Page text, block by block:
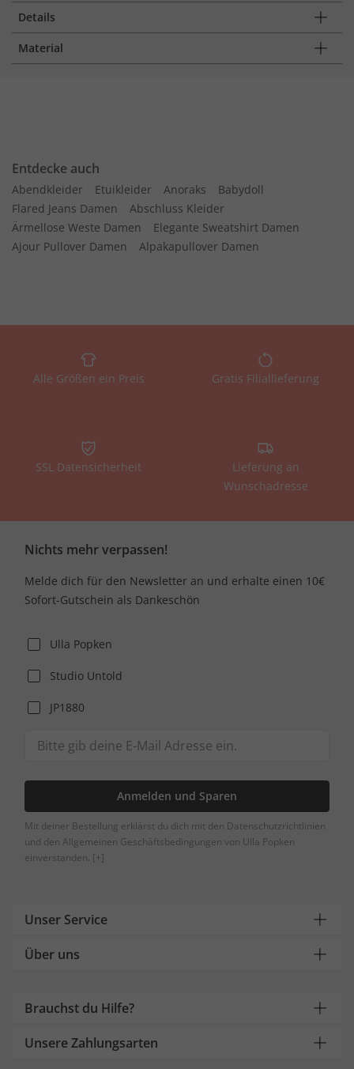
Details
Material
Entdecke auch
Abendkleider Etuikleider Anoraks
Babydoll
Flared Jeans Damen
Abschluss Kleider
Ärmellose Weste Damen
Elegante Sweatshirt Damen
Ajour Pullover Damen
Alpakapullover Damen
Alle Größen ein Preis Gratis Filiallieferung
SSL Datensicherheit
Lieferung an
Wunschadresse
Nichts mehr verpassen!
Melde dich für den Newsletter an und erhalte einen 10€
Sofort-Gutschein als Dankeschön
Ulla Popken
Studio Untold
JP1880
Anmelden und Sparen
Mit deiner Bestellung erklärst du dich mit den Datenschutzrichtlinien
und den Allgemeinen Geschäftsbedingungen von Ulla Popken
einverstanden. [+]
Unser Service
Über uns
Brauchst du Hilfe?
Unsere Zahlungsarten